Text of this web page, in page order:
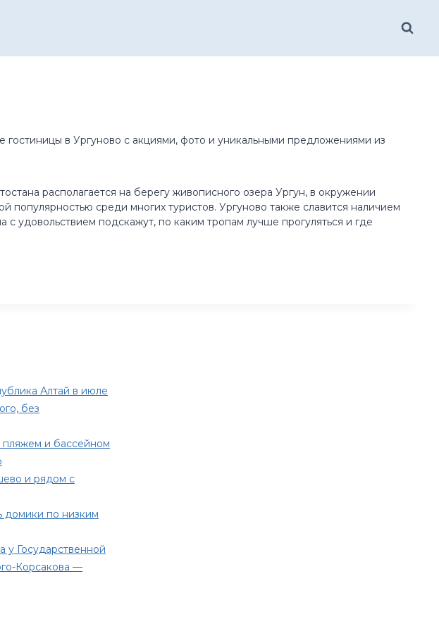
в Ургуново с акциями, фото и уникальными предложениями из
располагается на берегу живописного озера Ургун, в окружении
популярностью среди многих туристов. Ургуново также славится наличием
удовольствием подскажут, по каким тропам лучше прогуляться и где
Алтай в июле
без
и бассейном
и рядом с
домики по низким
у Государственной
Корсакова —